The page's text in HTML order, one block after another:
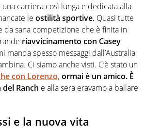
una carriera così lunga e dedicata alla
le ostilità sportive. Quasi tutte
sana competizione che è finita in
riavvicinamento con Casey
manda spesso messaggi dall’Australia
Ci siamo anche visti. C’è stato un
con Lorenzo,ormai è un amico. È
Ranch e alla sera eravamo a ballare
e la nuova vita